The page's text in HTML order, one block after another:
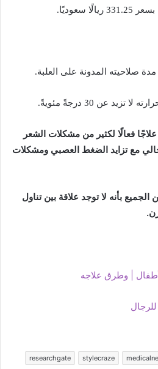
مدة صلاحيته المدونة على العلبة.
عن 30 درجةً مئويةً.
فعالًا لكثير من مشكلات الشعر
مع تزايد الضغط العصبي ومشكلات
بأنه لا توجد علاقة بين تناول
| وطرق علاجه
stylecraze
researchgate